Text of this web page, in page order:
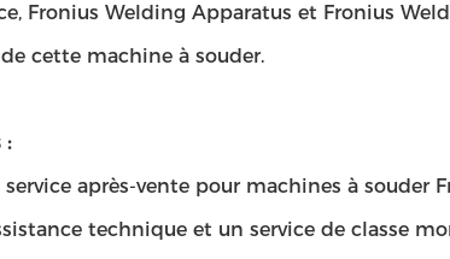
Fronius Welding Apparatus et Fronius
cette machine à souder.
:
après-vente pour machines à souder
technique et un service de classe